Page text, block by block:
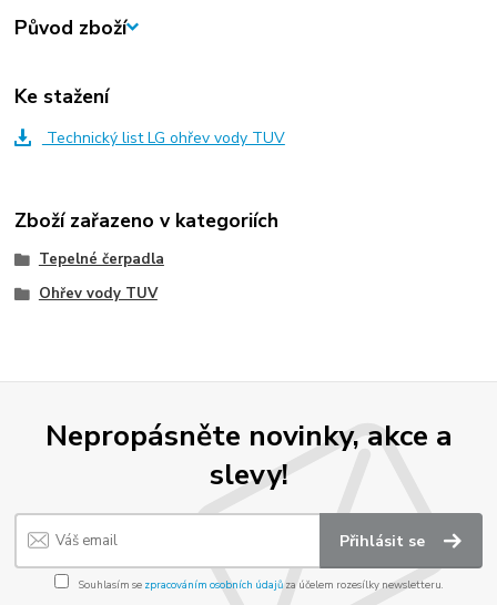
Původ zboží
Ke stažení
Technický list LG ohřev vody TUV
Zboží zařazeno v kategoriích
Tepelné čerpadla
Ohřev vody TUV
Nepropásněte novinky, akce a
slevy!
Přihlásit se
Souhlasím se zpracováním osobních údajůza účelem rozesílky newsletteru.